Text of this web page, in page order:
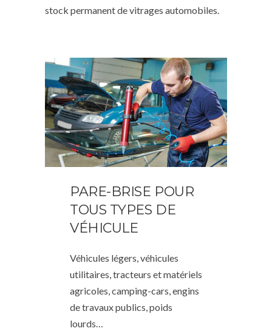
stock permanent de vitrages automobiles.
PARE-BRISE POUR
TOUS TYPES DE
VÉHICULE
Véhicules légers, véhicules
utilitaires, tracteurs et matériels
agricoles, camping-cars, engins
de travaux publics, poids
lourds…